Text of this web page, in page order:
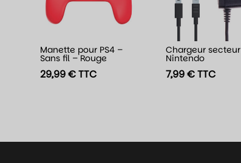
Manette pour PS4 –
Sans fil – Rouge
29,99€TTC
Chargeur secteur
Nintendo
7,99€TTC